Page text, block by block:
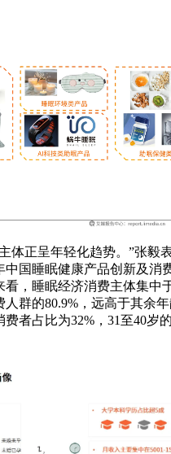
正呈年轻化趋势。”张毅
中国睡眠健康产品创新及消
看，睡眠经济消费主体集中
群的80.9%，远高于其余
费者占比为32%，31至40岁